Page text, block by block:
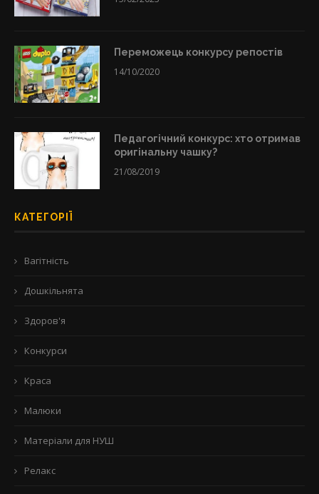
Переможець конкурсу репостів
14/10/2020
Педагогічний конкурс: хто отримав
оригінальну чашку?
21/08/2019
КАТЕГОРІЇ
Вагітність
Дошкільнята
Здоров'я
Конкурси
Краса
Малюки
Матеріали для НУШ
Релакс